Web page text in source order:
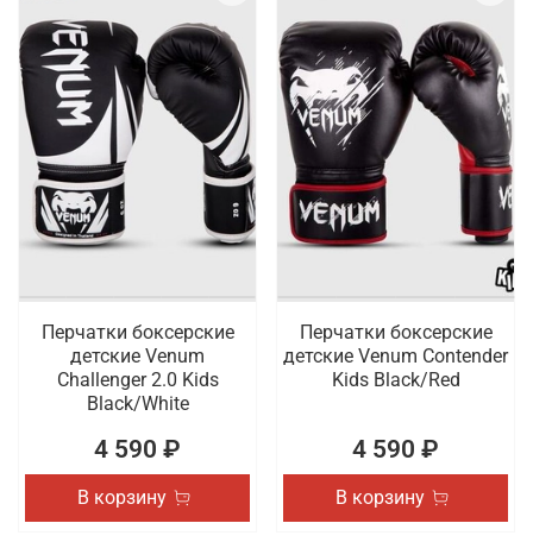
Перчатки боксерские
детские Venum
Challenger 2.0 Kids
Black/White
4 590 ₽
В корзину
Перчатки боксерские
детские Venum Contender
Kids Black/Red
4 590 ₽
В корзину